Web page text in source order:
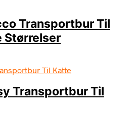
Transportbur Til
Størrelser
Transportbur Til